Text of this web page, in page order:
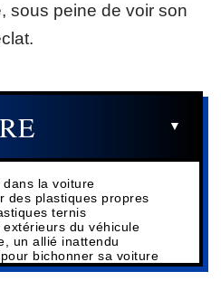
sous peine de voir son
la voiture
des plastiques propres
ternis
du véhicule
un allié inattendu
bichonner sa voiture